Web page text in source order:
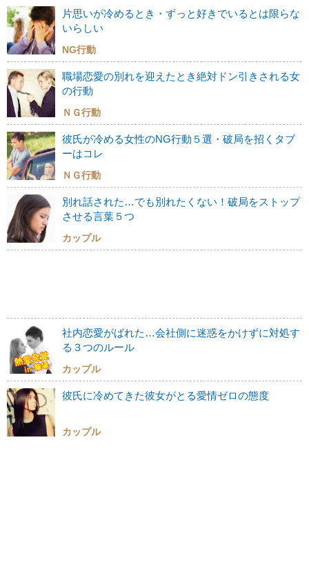
片思いが冷めるとき・ずっと好きでいるとは限らな
いらしい
NG行動
職場恋愛の別れを迎えたとき絶対ドン引きされる女
の行動
ＮＧ行動
彼氏が冷める女性のNG行動５選・破局を招くタブ
ーはコレ
ＮＧ行動
別れ話された…でも別れたくない！破局をストップ
させる言葉５つ
カップル
社内恋愛がばれた…会社側に迷惑をかけずに対処す
る３つのルール
カップル
彼氏に冷めてきた彼女がとる愛情ゼロの態度
カップル